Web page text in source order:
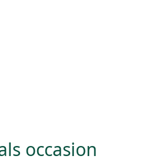
occasion